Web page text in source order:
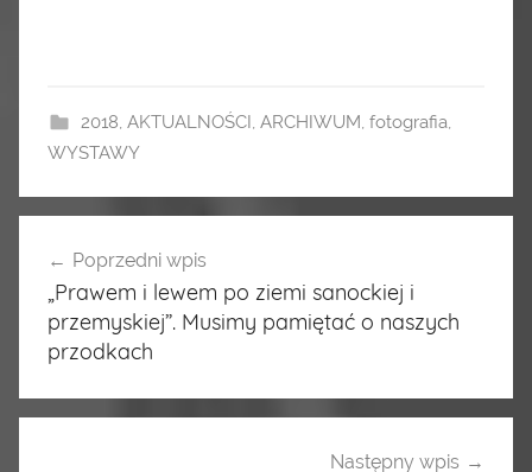
2018 AKTUALNOŚCI ARCHIWUM fotografia
WYSTAWY
Nawigacja
wpisu
Poprzedni wpis
„Prawem i lewem po ziemi sanockiej i
przemyskiej”. Musimy pamiętać o naszych
przodkach
Następny wpis